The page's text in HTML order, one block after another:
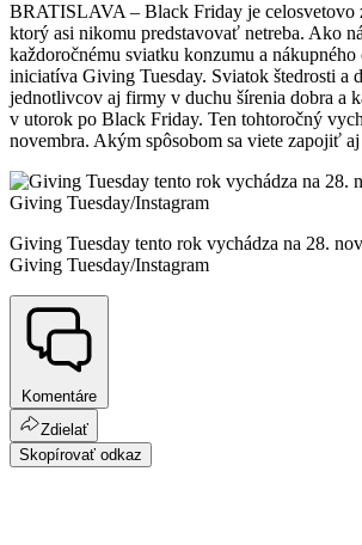
BRATISLAVA – Black Friday je celosvetovo
ktorý asi nikomu predstavovať netreba. Ako
každoročnému sviatku konzumu a
iniciatíva Giving Tuesday. Sviatok štedrosti a
jednotlivcov aj firmy v duchu šírenia dobra a
v utorok po Black Friday. Ten tohtoročný
novembra. Akým spôsobom sa viete zapojiť
Giving Tuesday tento rok vychádza na 28.
Giving Tuesday/Instagram
Komentáre
Zdielať
Skopírovať odkaz